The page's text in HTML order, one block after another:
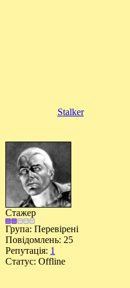
Stalker
Стажер
Група: Перевірені
Повідомлень: 25
Репутація: 1
Статус: Offline